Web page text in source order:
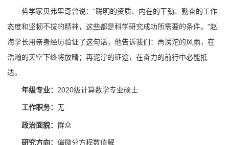
哲学家贝弗里奇曾说：“聪明的资质、内在的干劲、勤奋的工作
态度和坚韧不拔的精神，这些都是科学研究成功所需要的条件。”赵
海学长用亲身经历验证了这句话，他告诉我们：再滂沱的风雨，在
浩瀚的天空下终将放晴；再泥泞的征途，在奋力的前行中必能抵
达。
年级专业：2020级计算数学专业硕士
工作职务：无
政治面貌：群众
研究方向：偏微分方程数值解